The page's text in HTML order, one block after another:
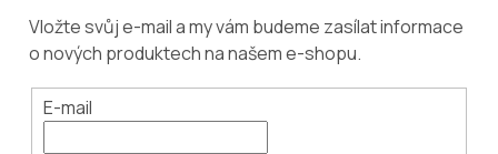
Vložte svůj e-mail a my vám budeme zasílat informace
o nových produktech na našem e-shopu.
E-mail